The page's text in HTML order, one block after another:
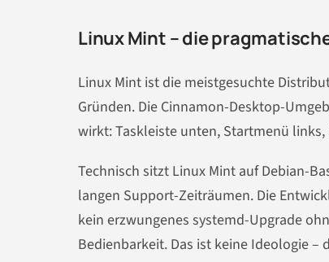
Linux Mint – die
Linux Mint ist die meistgesuchte
Gründen. Die Cinnamon-Desktop-
wirkt: Taskleiste unten, Startmenü
Technisch sitzt Linux Mint auf Debian-
langen Support-Zeiträumen. Die
kein erzwungenes systemd-Upgrade
Bedienbarkeit. Das ist keine Ideologie –